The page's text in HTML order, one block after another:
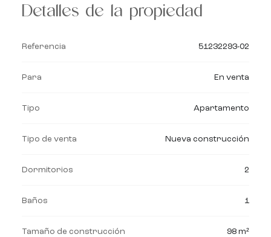
Detalles de la propiedad
Referencia 51232293-02
Para En venta
Tipo Apartamento
Tipo de venta Nueva construcción
Dormitorios 2
Baños 1
Tamaño de construcción 98 m²